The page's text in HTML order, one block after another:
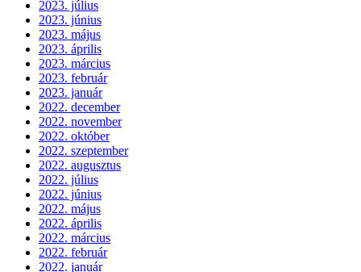
2023. július
2023. június
2023. május
2023. április
2023. március
2023. február
2023. január
2022. december
2022. november
2022. október
2022. szeptember
2022. augusztus
2022. július
2022. június
2022. május
2022. április
2022. március
2022. február
2022. január